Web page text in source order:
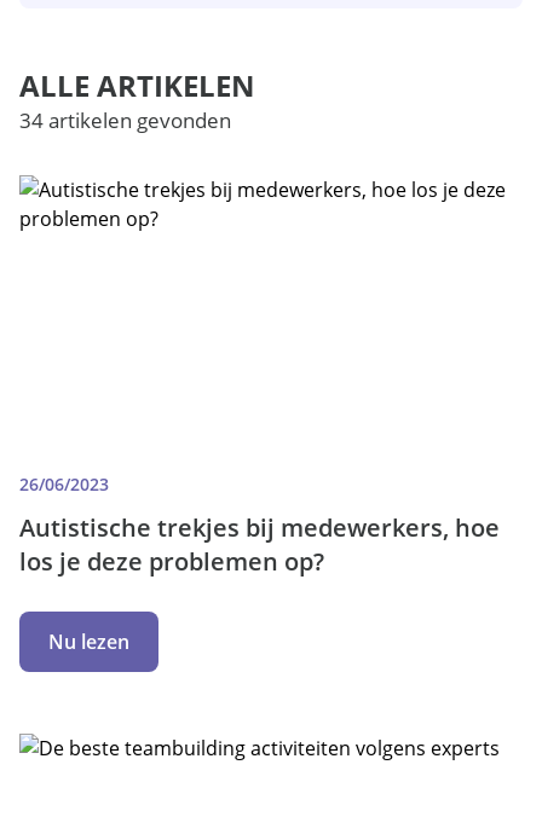
ALLE ARTIKELEN
34 artikelen gevonden
26/06/2023
Autistische trekjes bij medewerkers, hoe
los je deze problemen op?
Nu lezen